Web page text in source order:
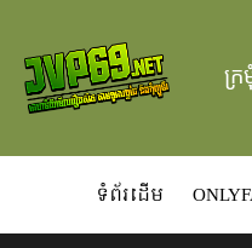
ក្
ទំព័រដើម